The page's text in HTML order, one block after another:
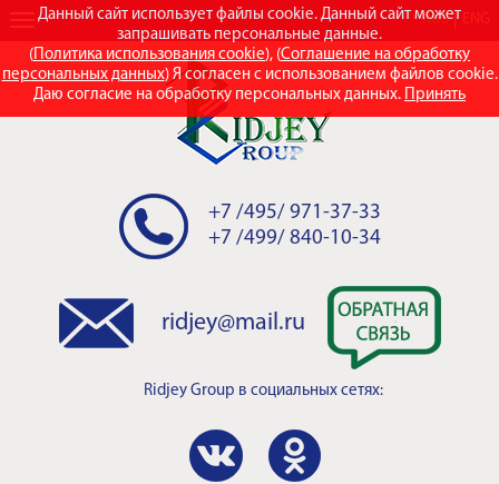
Данный сайт использует файлы cookie. Данный сайт может
запрашивать персональные данные.
(Политика использования cookie), (Соглашение на обработку
персональных данных) Я согласен с использованием файлов cookie.
Даю согласие на обработку персональных данных. Принять
RUS
+7 /495/ 971-37-33
+7 /499/ 840-10-34
ridjey@mail.ru
Ridjey Group в социальных сетях: